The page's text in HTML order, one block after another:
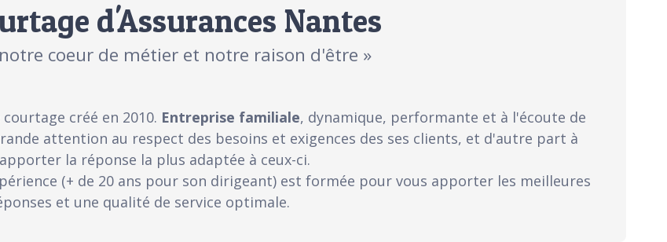
d'Assurances Nantes
coeur de métier et notre raison d'être »
créé en 2010. Entreprise familiale, dynamique, performante et à l'écoute de
attention au respect des besoins et exigences des ses clients, et d'autre part à
la réponse la plus adaptée à ceux-ci.
(+ de 20 ans pour son dirigeant) est formée pour vous apporter les meilleures
et une qualité de service optimale.